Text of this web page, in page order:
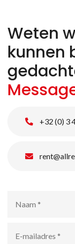
Weten
kunnen
+32 (0) 3
mailadres *